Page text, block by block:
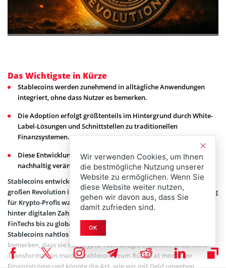
Das Wichtigste in Kürze
Stablecoins werden zunehmend in alltägliche Anwendungen
integriert, ohne dass Nutzer es bemerken.
Die Adoption erfolgt größtenteils im Hintergrund durch White-
Label-Lösungen und Schnittstellen zu traditionellen
Finanzsystemen.
Diese Entwicklung könnte Finanzmärkte und Geschäftsmodelle
nachhaltig verändern.
Stablecoins entwickeln sich leise, aber unaufhaltsam zur nächsten
großen Revolution im Zahlungsverkehr. Was einst nur ein Werkzeug
für Krypto-Profis war, wird nun zur unsichtbaren Infrastruktur
hinter digitalen Zahlungen weltweit. Immer mehr Anbieter – von
FinTechs bis zu globalen Zahlungsdienstleistern – integrieren
Stablecoins nahtlos in ihre Systeme, sodass Nutzer gar nicht
bemerken, dass sie mit Krypto-Technologie bezahlen. Diese stille
Transformation macht Stablecoins zum Rückgrat moderner
Finanzströme und könnte die Art, wie wir mit Geld umgehen,
Wir verwenden Cookies, um Ihnen
die bestmögliche Nutzung unserer
Website zu ermöglichen. Wenn Sie
diese Website weiter nutzen,
gehen wir davon aus, dass Sie
damit zufrieden sind.
OK